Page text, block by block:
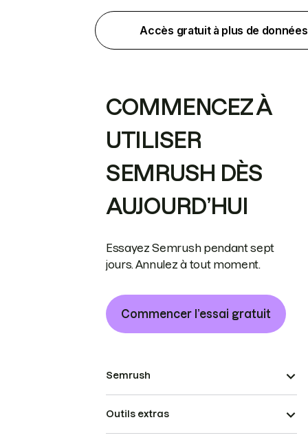
Accès gratuit à plus de données
COMMENCEZ À
UTILISER
SEMRUSH DÈS
AUJOURD’HUI
Essayez Semrush pendant sept
jours. Annulez à tout moment.
Commencer l’essai gratuit
Semrush
Outils extras